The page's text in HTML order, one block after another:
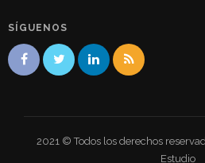
SÍGUENOS
2021 © Todos los derechos
Estudio